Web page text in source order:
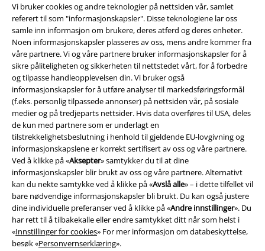
Vi bruker cookies og andre teknologier på nettsiden vår, samlet
referert til som "informasjonskapsler". Disse teknologiene lar oss
samle inn informasjon om brukere, deres atferd og deres enheter.
Noen informasjonskapsler plasseres av oss, mens andre kommer fra
våre partnere. Vi og våre partnere bruker informasjonskapsler for å
sikre påliteligheten og sikkerheten til nettstedet vårt, for å forbedre
og tilpasse handleopplevelsen din. Vi bruker også
informasjonskapsler for å utføre analyser til markedsføringsformål
(f.eks. personlig tilpassede annonser) på nettsiden vår, på sosiale
medier og på tredjeparts nettsider. Hvis data overføres til USA, deles
de kun med partnere som er underlagt en
tilstrekkelighetsbeslutning i henhold til gjeldende EU-lovgivning og
informasjonskapslene er korrekt sertifisert av oss og våre partnere.
Ved å klikke på «Aksepter» samtykker du til at dine
informasjonskapsler blir brukt av oss og våre partnere. Alternativt
kan du nekte samtykke ved å klikke på «Avslå alle» – i dette tilfellet vil
bare nødvendige informasjonskapsler bli brukt. Du kan også justere
dine individuelle preferanser ved å klikke på «Andre innstillinger». Du
har rett til å tilbakekalle eller endre samtykket ditt når som helst i
«Innstillinger for cookies» For mer informasjon om databeskyttelse,
besøk «Personvernserklæring».
Juridisk informasjon/Vilkår
Vilkår
Impressum
Konfidensialitetserklæring
Avfallshåndtering og miljøbeskyttelse